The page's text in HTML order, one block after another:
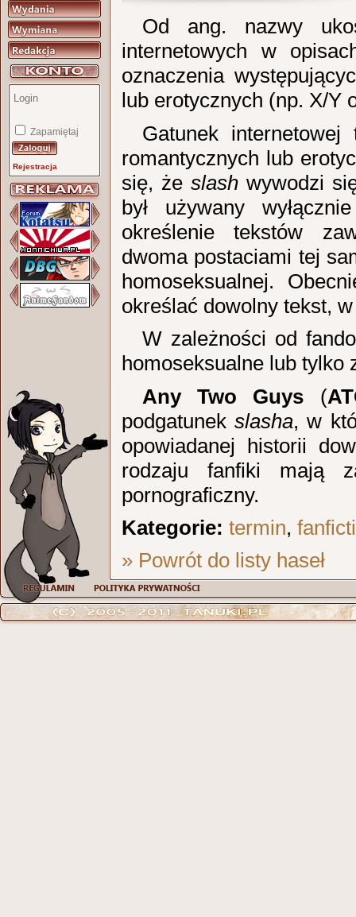
Zapamiętaj
Rejestracja
Od ang. nazwy
internetowych w
oznaczenia
lub erotycznych (np. X/Y
Gatunek
romantycznych lub
się, żeslash wywodzi
był używany
określenie tekstów
dwoma postaciami tej
homoseksualnej.
określać dowolny tekst,
W zależności od
homoseksualne lub tylko
Any Two Guys (
podgatunekslasha, w
opowiadanej historii
rodzaju fanfiki mają
pornograficzny.
Kategorie: termin,
» Powrót do listy haseł